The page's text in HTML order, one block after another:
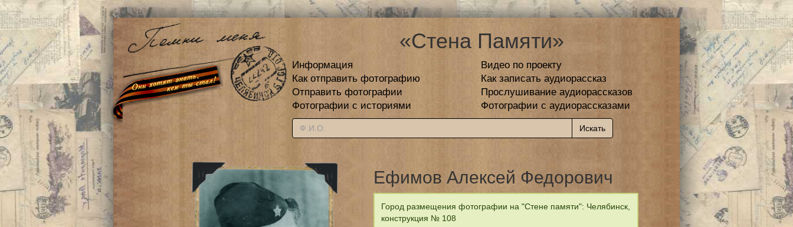
«Стена Памяти»
Информация
Видео по проекту
Как отправить фотографию
Как записать аудиорассказ
Отправить фотографии
Прослушивание аудиорассказов
Фотографии с историями
Фотографии с аудиорассказами
Ефимов Алексей Федорович
Город размещения фотографии на "Стене памяти": Челябинск,
конструкция № 108